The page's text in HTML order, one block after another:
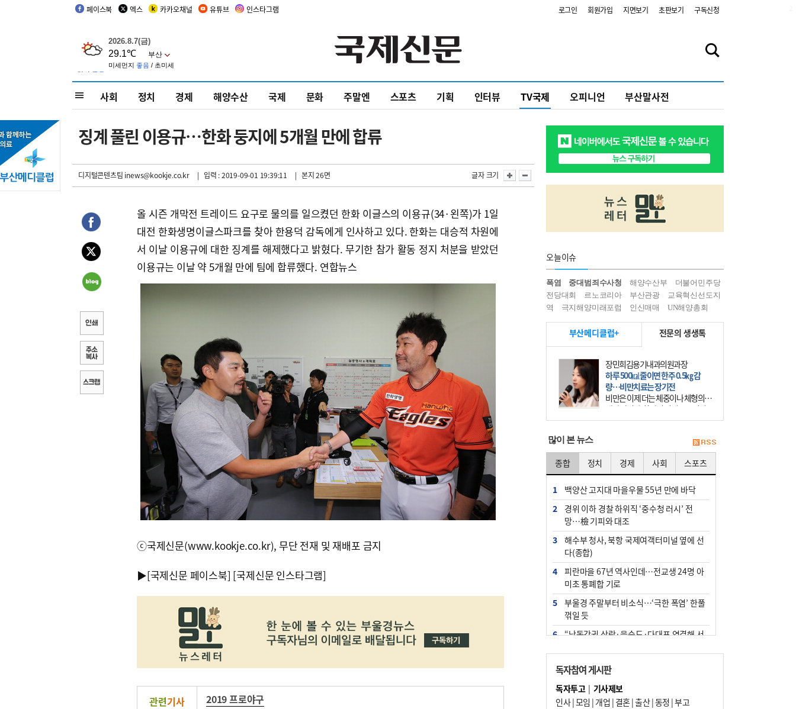
페이스북 엑스 카카오채널 유튜브 인스타그램 로그인 회원가입 지면보기 초판보기 구독신청
사회 정치 경제 해양수산 국제 문화 주말엔 스포츠 기획 인터뷰 TV국제 오피니언 부산말사전
징계 풀린 이용규…한화 둥지에 5개월 만에 합류
디지털콘텐츠팀 inews@kookje.co.kr | 입력 : 2019-09-01 19:39:11 | 본지 26면 글자 크기
올 시즌 개막전 트레이드 요구로 물의를 일으켰던 한화 이글스의 이용규(34·왼쪽)가 1일
대전 한화생명이글스파크를 찾아 한용덕 감독에게 인사하고 있다. 한화는 대승적 차원에
서 이날 이용규에 대한 징계를 해제했다고 밝혔다. 무기한 참가 활동 정지 처분을 받았던
이용규는 이날 약 5개월 만에 팀에 합류했다. 연합뉴스
ⓒ국제신문(www.kookje.co.kr), 무단 전재 및 재배포 금지
▶[국제신문 페이스북] [국제신문 인스타그램]
관련기사 2019 프로야구
오늘이슈
폭염 중대범죄수사청 해양수산부
더불어민주당
전당대회
르노코리아 부산관광
교육혁신선도지
역
극지해양미래포럼 인신매매 UN해양총회
부산메디클럽+ 전문의 생생톡
장민희김용기내과의원과장
하루 500㎉ 줄이면 한주 0.5㎏ 감
량…비만치료는 장기전
비만은 이제 더는 체중이나 체형의 문
제가 아니다. 하나의 질병으로 인지
하고 치료와 관리를 해야 한다. 세계
많이 본 뉴스
종합 정치 경제 사회 스포츠
1
백양산 고지대 마을우물 55년 만에 바닥
2
경위 이하 경찰 하위직 ‘중수청 러시’ 전
망…檢 기피와 대조
3
해수부 청사, 북항 국제여객터미널 옆에 선
다(종합)
4
피란마을 67년 역사인데…전교생 24명 아
미초 통폐합 기로
5
부울경 주말부터 비소식…‘극한 폭염’ 한풀
꺾일 듯
6
“낙동강권 삼락·을숙도·다대포 연결해 서
7
오늘의 날씨- 2026년 8월 7일
8
외국인 선원 ‘인신매매 경유지’ 된 부산…
우려가 현실로
독자참여 게시판
독자투고| 기사제보
인사|모임 | 개업 | 결혼|출산|동정 |부고